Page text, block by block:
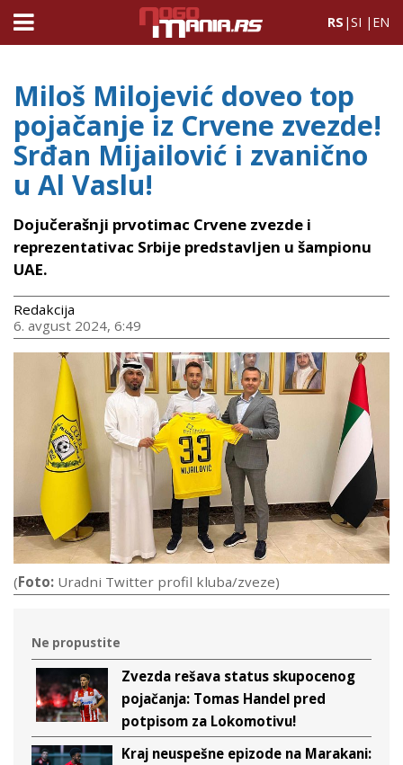
RS |SI | EN
Miloš Milojević doveo top
pojačanje iz Crvene zvezde!
Srđan Mijailović i zvanično
u Al Vaslu!
Dojučerašnji prvotimac Crvene zvezde i
reprezentativac Srbije predstavljen u šampionu
UAE.
Redakcija
6. avgust 2024, 6:49
(Foto: Uradni Twitter profil kluba/zveze)
Ne propustite
Zvezda rešava status skupocenog
pojačanja: Tomas Handel pred
potpisom za Lokomotivu!
Kraj neuspešne epizode na Marakani: